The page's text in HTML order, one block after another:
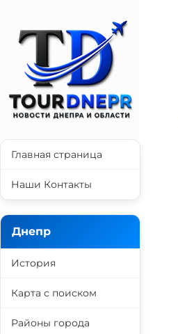
Главная страница
Наши Контакты
Днепр
История
Карта с поиском
Районы города